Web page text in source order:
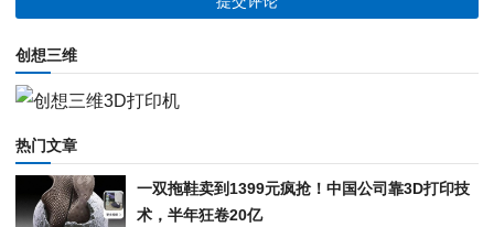
创想三维
热门文章
一双拖鞋卖到1399元疯抢！中国公司靠3D打印技
术，半年狂卷20亿